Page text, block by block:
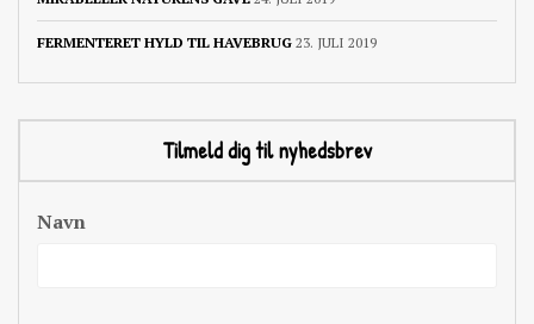
FERMENTERET HYLD TIL HAVEBRUG 23. JULI 2019
Tilmeld dig til nyhedsbrev
Navn